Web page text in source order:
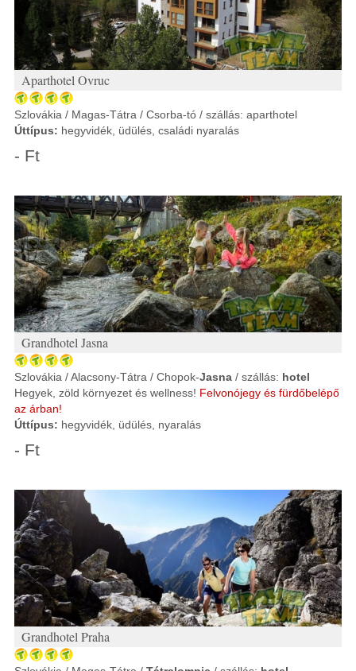
Aparthotel Ovruc
Szlovákia / Magas-Tátra / Csorba-tó / szállás: aparthotel
Úttípus: hegyvidék, üdülés, családi nyaralás
- Ft
Grandhotel Jasna
Szlovákia / Alacsony-Tátra / Chopok-Jasna / szállás: hotel
Hegyek, zöld környezet és wellness! Felvonójegy és fürdőbelépő
az árban!
Úttípus: hegyvidék, üdülés, nyaralás
- Ft
Grandhotel Praha